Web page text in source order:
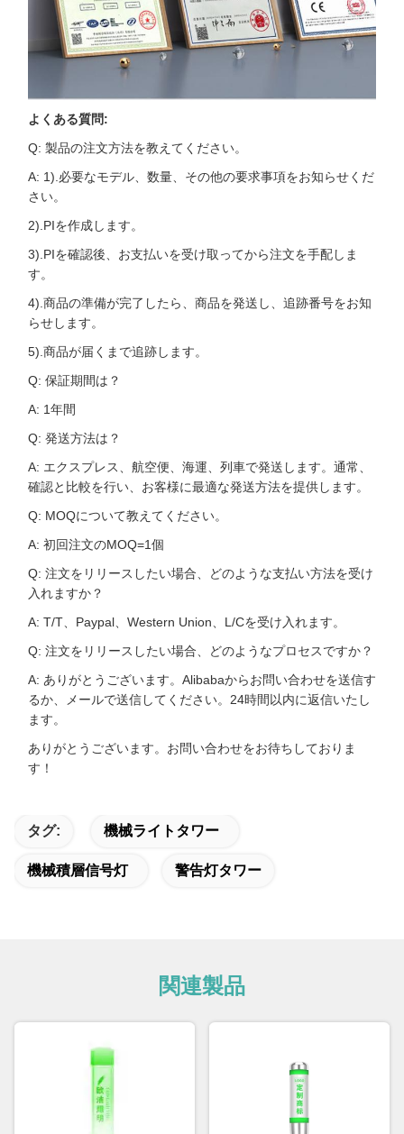
よくある質問:
Q: 製品の注文方法を教えてください。
A: 1).必要なモデル、数量、その他の要求事項をお知らせくだ
さい。
2).PIを作成します。
3).PIを確認後、お支払いを受け取ってから注文を手配しま
す。
4).商品の準備が完了したら、商品を発送し、追跡番号をお知
らせします。
5).商品が届くまで追跡します。
Q: 保証期間は？
A: 1年間
Q: 発送方法は？
A: エクスプレス、航空便、海運、列車で発送します。通常、
確認と比較を行い、お客様に最適な発送方法を提供します。
Q: MOQについて教えてください。
A: 初回注文のMOQ=1個
Q: 注文をリリースしたい場合、どのような支払い方法を受け
入れますか？
A: T/T、Paypal、Western Union、L/Cを受け入れます。
Q: 注文をリリースしたい場合、どのようなプロセスですか？
A: ありがとうございます。Alibabaからお問い合わせを送信す
るか、メールで送信してください。24時間以内に返信いたし
ます。
ありがとうございます。お問い合わせをお待ちしておりま
す！
タグ: 機械ライトタワー
機械積層信号灯 警告灯タワー
関連製品